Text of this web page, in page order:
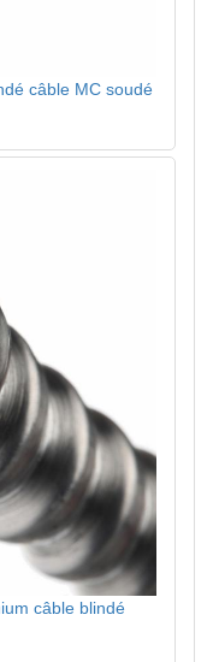
câble MC soudé
câble blindé